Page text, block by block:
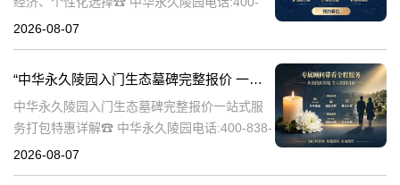
838-5063随着人们对身后事的关注度提升，选
2026-08-07
“中华永久陵园入门生态墓碑完整报价 一站式服务打包特惠详解”
中华永久陵园入门生态墓碑完整报价一站式服
务打包特惠详解☎ 中华永久陵园电话:400-838-
5063中华永久陵园作为国内知名的陵园之一，
2026-08-07